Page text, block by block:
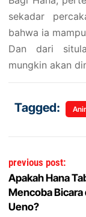
sekadar
bahwa ia
Dan dari
mungkin akan
Tagged:
Navigasi
previous post:
Apakah Hana
Mencoba Bicara
Ueno?